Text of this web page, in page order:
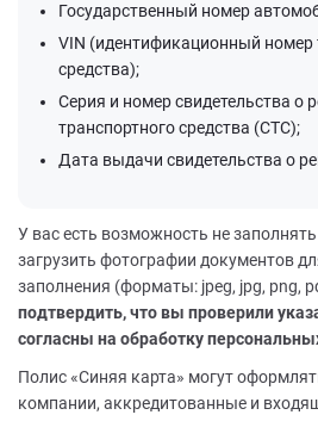
Государственный номер
VIN (идентификационный номер
средства);
Серия и номер свидетельства о
транспортного средства (СТС);
Дата выдачи свидетельства о
У вас есть возможность не
загрузить фотографии документов
заполнения (форматы: jpeg, jpg, png,
подтвердить, что вы проверили
согласны на обработку
Полис «Синяя карта» могут
компании, аккредитованные и